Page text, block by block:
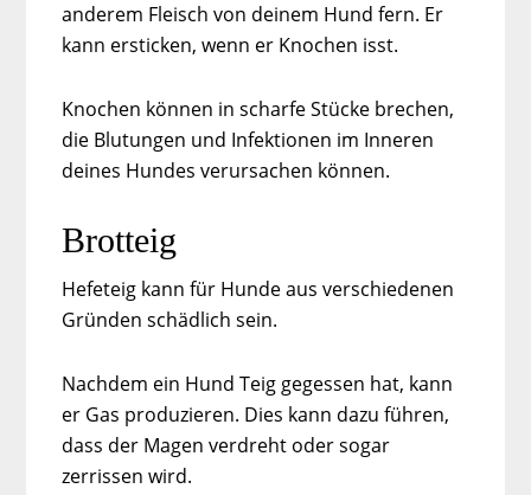
anderem Fleisch von deinem Hund fern. Er
kann ersticken, wenn er Knochen isst.
Knochen können in scharfe Stücke brechen,
die Blutungen und Infektionen im Inneren
deines Hundes verursachen können.
Brotteig
Hefeteig kann für Hunde aus verschiedenen
Gründen schädlich sein.
Nachdem ein Hund Teig gegessen hat, kann
er Gas produzieren. Dies kann dazu führen,
dass der Magen verdreht oder sogar
zerrissen wird.